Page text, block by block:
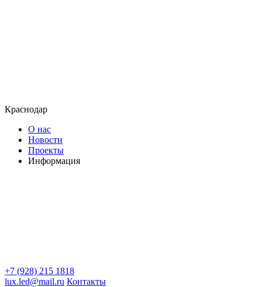
Краснодар
О нас
Новости
Проекты
Информация
+7 (928) 215 1818
lux.led@mail.ru Контакты